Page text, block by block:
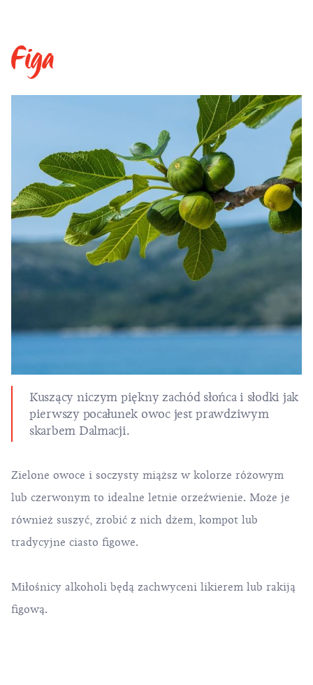
Figa
Kuszący niczym piękny zachód słońca i słodki jak
pierwszy pocałunek owoc jest prawdziwym
skarbem Dalmacji.
Zielone owoce i soczysty miąższ w kolorze różowym
lub czerwonym to idealne letnie orzeźwienie. Może je
również suszyć, zrobić z nich dżem, kompot lub
tradycyjne ciasto figowe.
Miłośnicy alkoholi będą zachwyceni likierem lub rakiją
figową.